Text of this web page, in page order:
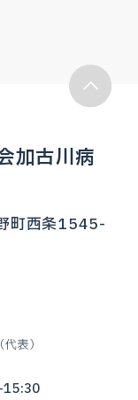
加古川病
町西条1545-
（代表）
15:30